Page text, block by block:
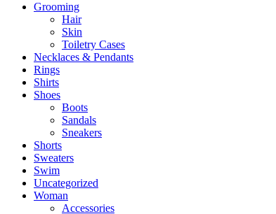
Grooming
Hair
Skin
Toiletry Cases
Necklaces & Pendants
Rings
Shirts
Shoes
Boots
Sandals
Sneakers
Shorts
Sweaters
Swim
Uncategorized
Woman
Accessories